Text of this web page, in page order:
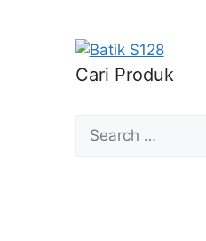
Cari Produk
Search
for: